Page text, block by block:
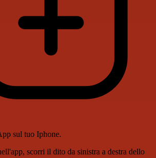
sul tuo Iphone.
scorri il dito da sinistra a destra dello